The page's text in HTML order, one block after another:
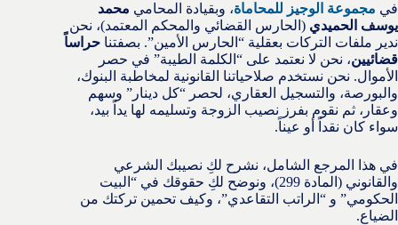
في مجموعة الوجيز للمحاماة، وبقيادة المحامي محمد
يوسف الحميدي (الحارس القضائي والمحكم المعتمد)، نحن
ندير ملفات التركات بعقلية “الحارس الأمين”. بصفتنا حراساً
قضائيين، نحن لا نعتمد على “الكلمة الطيبة” في حصر
الأموال. نحن نستخدم صلاحياتنا القانونية لمخاطبة البنوك،
والبورصة، والتسجيل العقاري، لحصر “كل دينار” وسهم
وعقار، ثم نقوم بفرز نصيب الزوجة وتسليمه لها يداً بيد،
سواء كان نقداً أو عيناً.
في هذا المرجع الشامل، نشرح لكِ نصيبك الشرعي
والقانوني (المادة 299)، ونوضح لكِ حقوقك في “البيت
الحكومي” و “الراتب التقاعدي”، وكيف تحمين تركتك من
الضياع.